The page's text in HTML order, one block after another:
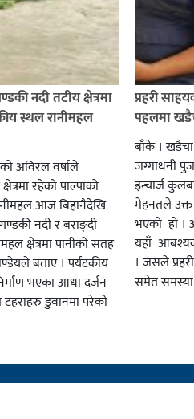
नदी तटीय क्षेत्रमा
स्थल रानीमहल
अविरल वर्षाले
रहेको पाल्पाको
आज बिहानैदेखि
नदी र बराङ्दी
क्षेत्रमा पानीको सतह
बताए । पर्यटकीय
भएका आधा दर्जन
टहराहरु डुवानमा परेको
प्रहरी
पहलमा
बाँके ।
जग्गाधनी
इन्चार्ज
मेहनतले उक्त
भएको हाे ।
यहाँ आबश्यक
। जसले
समेत